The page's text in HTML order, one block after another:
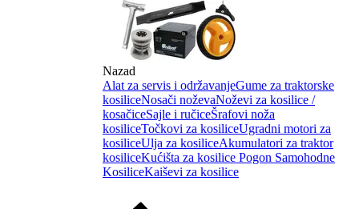
Nazad
Alat za servis i održavanjeGume za traktorske
kosiliceNosači noževaNoževi za kosilice /
kosačiceSajle i ručiceŠrafovi noža
kosiliceTočkovi za kosiliceUgradni motori za
kosiliceUlja za kosiliceAkumulatori za traktor
kosiliceKućišta za kosilice Pogon Samohodne
KosiliceKaiševi za kosilice